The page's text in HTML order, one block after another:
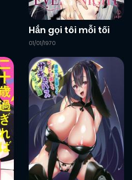
Hắn gọi tôi mỗi tối
01/01/1970